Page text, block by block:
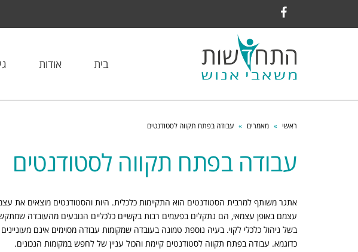
Facebook
בית אודות
ראשי » מאמרים » עבודה בפתח תקווה לסטודנטים
עבודה בפתח תקווה לסטודנטים
אתגר משותף למרבית הסטודנטים הוא התקיימות כלכלית. היות והסטודנטים מוצאים את
עצמם באופן עצמאי, הם נתקלים בפעמים רבות בקשיים כלכליים הנובעים מהעובדה
בשל ניהול כלכלי לקוי. בעיה נוספת טמונה בעובדה שמקומות עבודה מסוימים אינם
כדוגמא. עבודה בפתח תקווה לסטודנטים קיימת והכול עניין של לחפש במקומות הנכונים.